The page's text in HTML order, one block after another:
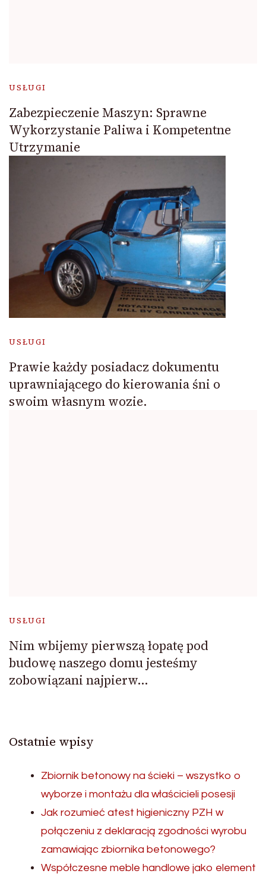
USŁUGI
Zabezpieczenie Maszyn: Sprawne
Wykorzystanie Paliwa i Kompetentne
Utrzymanie
USŁUGI
Prawie każdy posiadacz dokumentu
uprawniającego do kierowania śni o
swoim własnym wozie.
USŁUGI
Nim wbijemy pierwszą łopatę pod
budowę naszego domu jesteśmy
zobowiązani najpierw…
Ostatnie wpisy
Zbiornik betonowy na ścieki – wszystko o
wyborze i montażu dla właścicieli posesji
Jak rozumieć atest higieniczny PZH w
połączeniu z deklaracją zgodności wyrobu
zamawiając zbiornika betonowego?
Współczesne meble handlowe jako element